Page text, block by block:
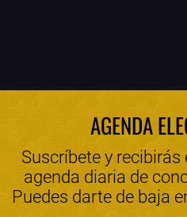
AGENDA
Suscríbete y
agenda diaria de
Puedes darte de baja